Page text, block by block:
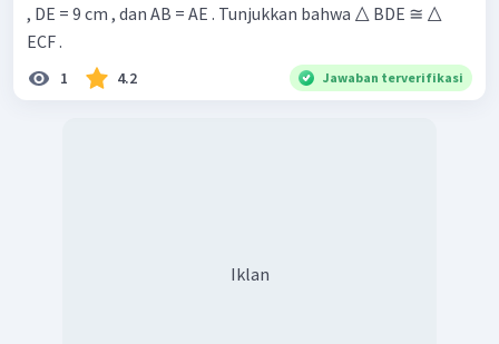
, DE = 9 cm , dan AB = AE . Tunjukkan bahwa △ BDE ≅ △
ECF .
1 4.2 Jawaban terverifikasi
Iklan